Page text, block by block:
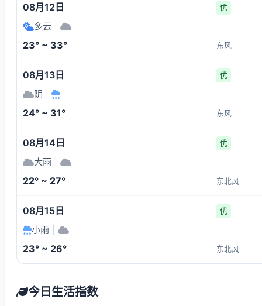
08月12日 优
多云
23° ~ 33° 东风
08月13日 优
阴
24° ~ 31° 东风
08月14日 优
大雨
22° ~ 27° 东北风
08月15日 优
小雨
23° ~ 26° 东北风
今日生活指数